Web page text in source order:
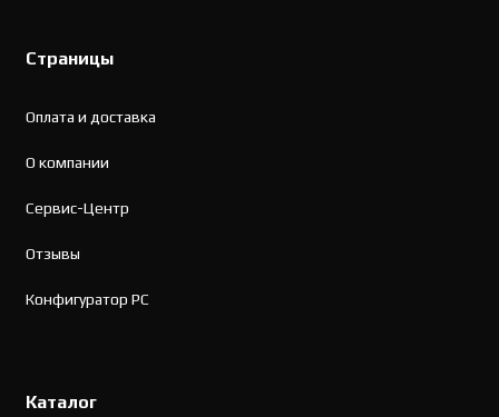
Страницы
Оплата и доставка
О компании
Сервис-Центр
Отзывы
Конфигуратор PC
Каталог